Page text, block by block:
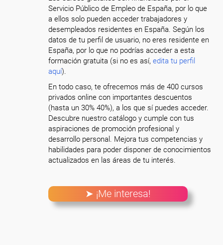
Servicio Público de Empleo de España, por lo que
a ellos solo pueden acceder trabajadores y
desempleados residentes en España. Según los
datos de tu perfil de usuario, no eres residente en
España, por lo que no podrías acceder a esta
formación gratuita (si no es así,edita tu perfil
aquí).
En todo caso, te ofrecemos más de 400 cursos
privados online con importantes descuentos
(hasta un 30% 40%), a los que sí puedes acceder.
Descubre nuestro catálogo y cumple con tus
aspiraciones de promoción profesional y
desarrollo personal. Mejora tus competencias y
habilidades para poder disponer de conocimientos
actualizados en las áreas de tu interés.
➤ ¡Me interesa!